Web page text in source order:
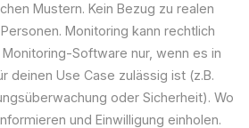
Mustern. Kein Bezug zu realen
Monitoring kann rechtlich
Software nur, wenn es in
deinen Use Case zulässig ist (z.B.
oder Sicherheit). Wo
und Einwilligung einholen.